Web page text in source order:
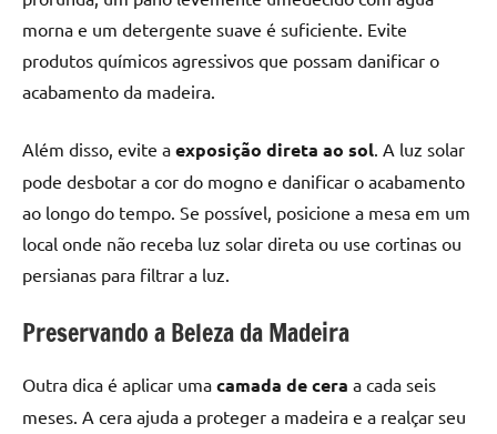
morna e um detergente suave é suficiente. Evite
produtos químicos agressivos que possam danificar o
acabamento da madeira.
Além disso, evite a exposição direta ao sol. A luz solar
pode desbotar a cor do mogno e danificar o acabamento
ao longo do tempo. Se possível, posicione a mesa em um
local onde não receba luz solar direta ou use cortinas ou
persianas para filtrar a luz.
Preservando a Beleza da Madeira
Outra dica é aplicar uma camada de cera a cada seis
meses. A cera ajuda a proteger a madeira e a realçar seu